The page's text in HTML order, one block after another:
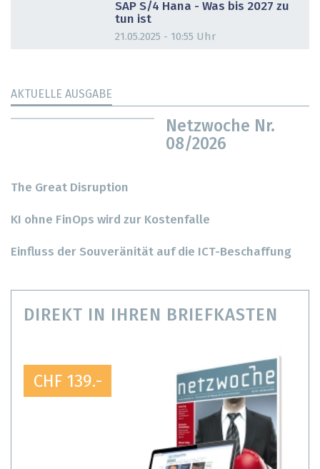
SAP S/4 Hana - Was bis 2027 zu
tun ist
21.05.2025 - 10:55 Uhr
AKTUELLE AUSGABE
Netzwoche Nr.
08/2026
The Great Disruption
KI ohne FinOps wird zur Kostenfalle
Einfluss der Souveränität auf die ICT-Beschaffung
DIREKT IN IHREN BRIEFKASTEN
CHF 139.-